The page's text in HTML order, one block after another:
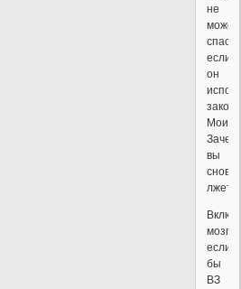
не
может
если
он
закон
Зачем
вы
снова
мозг
если
бы
ВЗ